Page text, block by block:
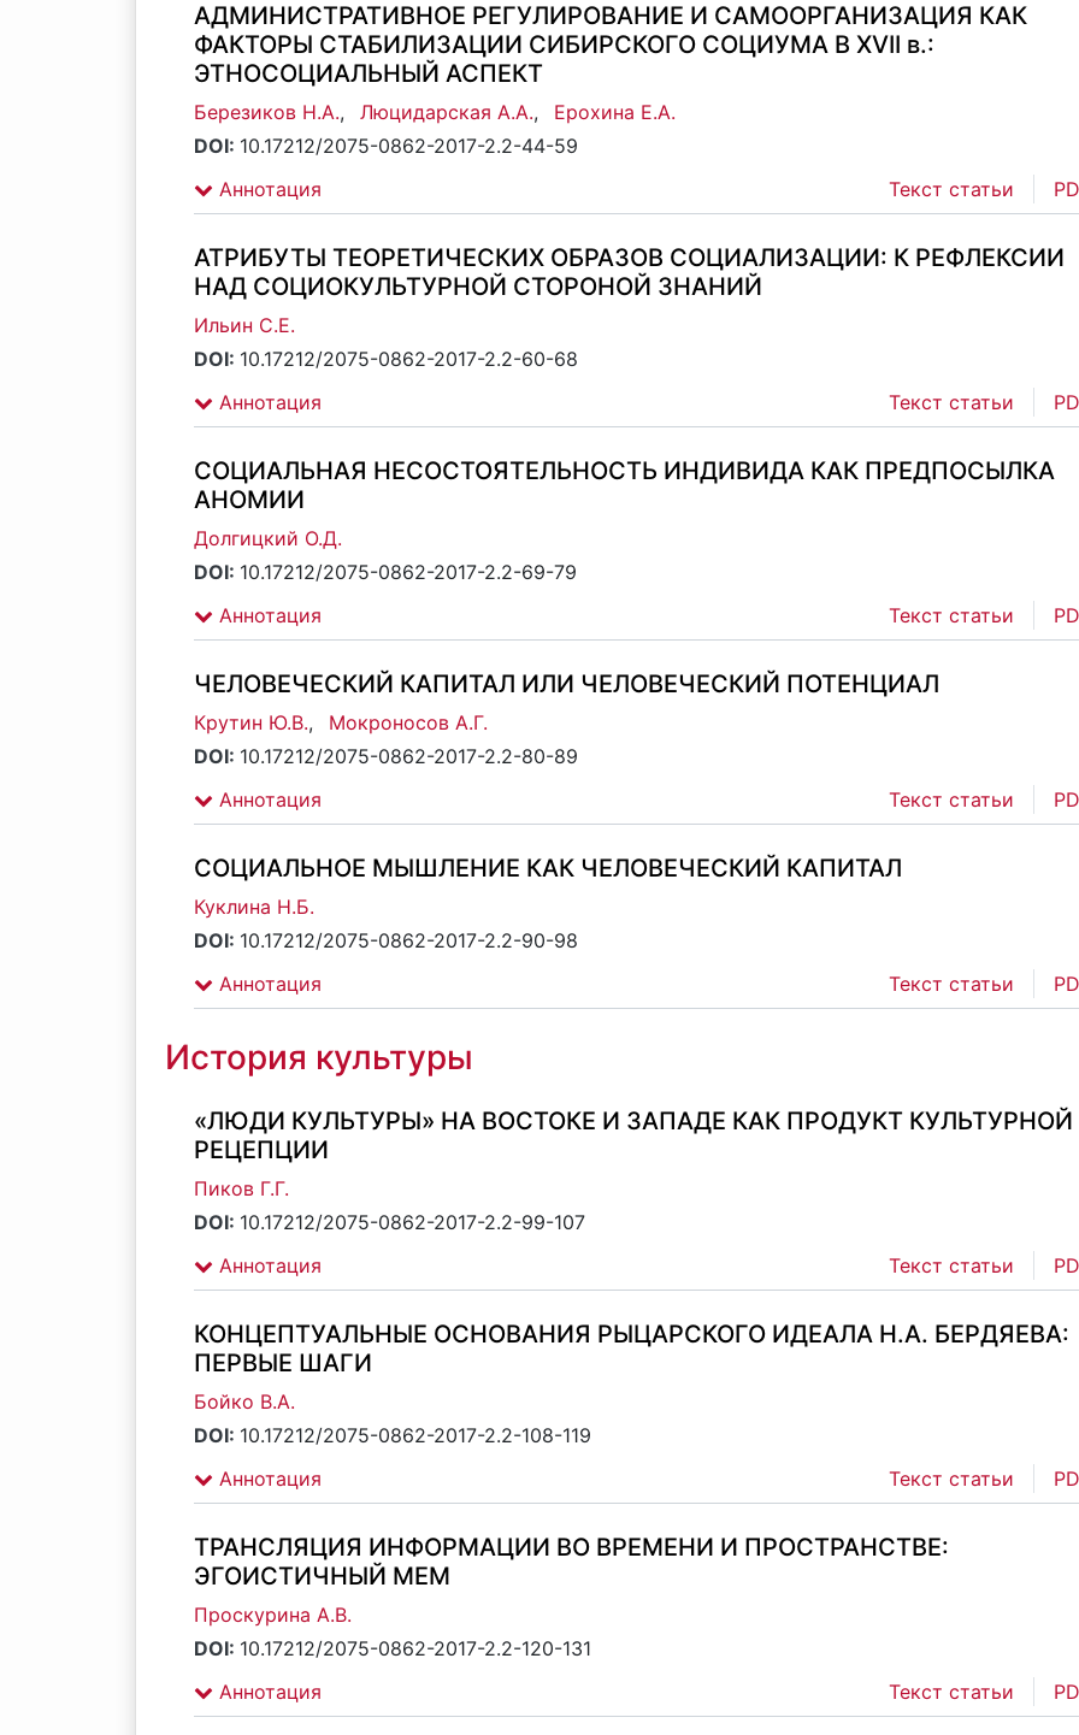
АДМИНИСТРАТИВНОЕ РЕГУЛИРОВАНИЕ И САМООРГАНИЗАЦИЯ КАК
ФАКТОРЫ СТАБИЛИЗАЦИИ СИБИРСКОГО СОЦИУМА В XVII в.:
ЭТНОСОЦИАЛЬНЫЙ АСПЕКТ
Березиков Н.А., Люцидарская А.А.,
Ерохина Е.А.
DOI: 10.17212/2075-0862-2017-2.2-44-59
Аннотация
Текст статьи
АТРИБУТЫ ТЕОРЕТИЧЕСКИХ ОБРАЗОВ СОЦИАЛИЗАЦИИ: К РЕФЛЕКСИИ
НАД СОЦИОКУЛЬТУРНОЙ СТОРОНОЙ ЗНАНИЙ
Ильин С.Е.
DOI: 10.17212/2075-0862-2017-2.2-60-68
Аннотация
Текст статьи
СОЦИАЛЬНАЯ НЕСОСТОЯТЕЛЬНОСТЬ ИНДИВИДА КАК ПРЕДПОСЫЛКА
АНОМИИ
Долгицкий О.Д.
DOI: 10.17212/2075-0862-2017-2.2-69-79
Аннотация
Текст статьи
ЧЕЛОВЕЧЕСКИЙ КАПИТАЛ ИЛИ ЧЕЛОВЕЧЕСКИЙ ПОТЕНЦИАЛ
Крутин Ю.В.,
Мокроносов А.Г.
DOI: 10.17212/2075-0862-2017-2.2-80-89
Аннотация
Текст статьи
СОЦИАЛЬНОЕ МЫШЛЕНИЕ КАК ЧЕЛОВЕЧЕСКИЙ КАПИТАЛ
Куклина Н.Б.
DOI: 10.17212/2075-0862-2017-2.2-90-98
Аннотация
Текст статьи
История культуры
«ЛЮДИ КУЛЬТУРЫ» НА ВОСТОКЕ И ЗАПАДЕ КАК ПРОДУКТ КУЛЬТУРНОЙ
РЕЦЕПЦИИ
Пиков Г.Г.
DOI: 10.17212/2075-0862-2017-2.2-99-107
Аннотация
Текст статьи
КОНЦЕПТУАЛЬНЫЕ ОСНОВАНИЯ РЫЦАРСКОГО ИДЕАЛА Н.А. БЕРДЯЕВА:
ПЕРВЫЕ ШАГИ
Бойко В.А.
DOI: 10.17212/2075-0862-2017-2.2-108-119
Аннотация
Текст статьи
ТРАНСЛЯЦИЯ ИНФОРМАЦИИ ВО ВРЕМЕНИ И ПРОСТРАНСТВЕ:
ЭГОИСТИЧНЫЙ МЕМ
Проскурина А.В.
DOI: 10.17212/2075-0862-2017-2.2-120-131
Аннотация
Текст статьи